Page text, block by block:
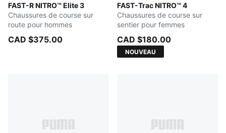
FAST-R NITRO™ Elite 3
PUMA White-Chambray Blue
Chaussures de course sur
route pour hommes
CAD $375.00
FAST-Trac NITRO™ 4
Ultra Red-Red Flash
Chaussures de course sur
sentier pour femmes
CAD $180.00
NOUVEAU